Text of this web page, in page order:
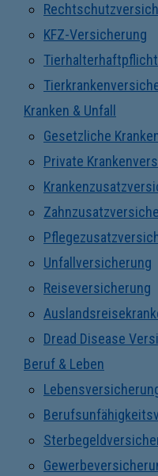
KFZ-Versicherung
Kranken & Unfall
Gesetzliche
Private
Unfallversicherung
Reiseversicherung
Dread Disease
Beruf & Leben